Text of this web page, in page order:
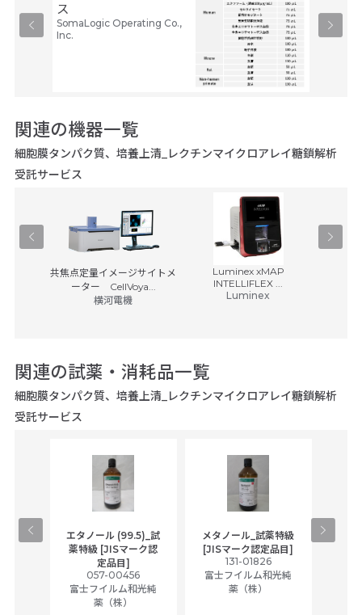
ス
SomaLogic Operating Co.,
Inc.
プ
関連の機器一覧
細胞膜タンパク質、培養上清_レクチンマイクロアレイ糖鎖解析
受託サービス
共焦点定量イメージサイトメ
ーター CellVoya...
横河電機
Luminex xMAP
INTELLIFLEX ...
Luminex
関連の試薬・消耗品一覧
細胞膜タンパク質、培養上清_レクチンマイクロアレイ糖鎖解析
受託サービス
エタノール (99.5)_試
薬特級 [JISマーク認
定品目]
057-00456
富士フイルム和光純
薬（株）
メタノール_試薬特級
[JISマーク認定品目]
131-01826
富士フイルム和光純
薬（株）